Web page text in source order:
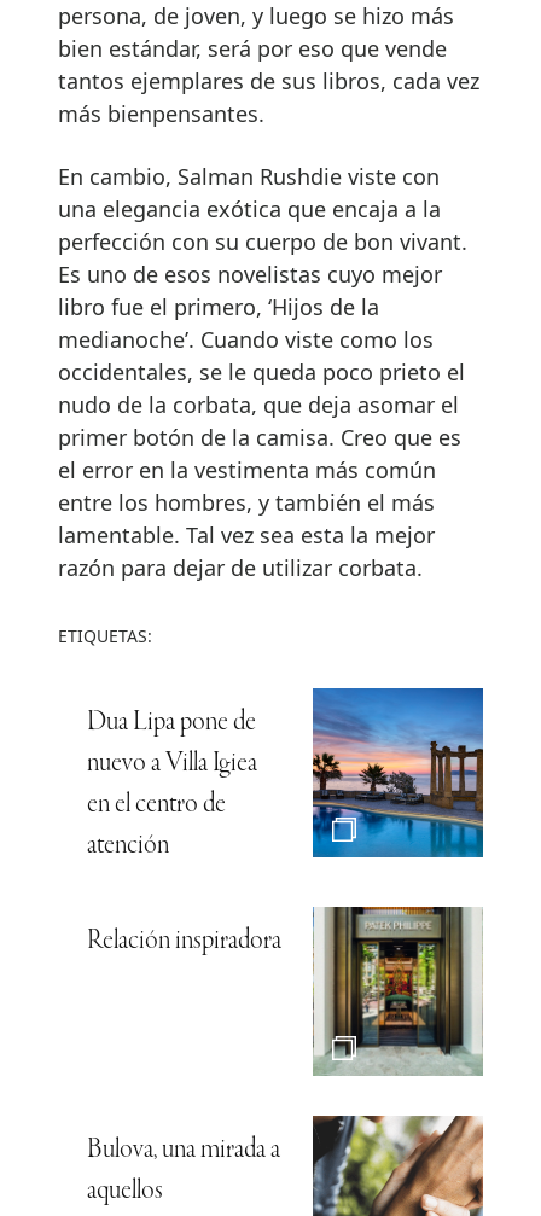
persona, de joven, y luego se hizo más
bien estándar, será por eso que vende
tantos ejemplares de sus libros, cada vez
más bienpensantes.
En cambio, Salman Rushdie viste con
una elegancia exótica que encaja a la
perfección con su cuerpo de bon vivant.
Es uno de esos novelistas cuyo mejor
libro fue el primero, ‘Hijos de la
medianoche’. Cuando viste como los
occidentales, se le queda poco prieto el
nudo de la corbata, que deja asomar el
primer botón de la camisa. Creo que es
el error en la vestimenta más común
entre los hombres, y también el más
lamentable. Tal vez sea esta la mejor
razón para dejar de utilizar corbata.
ETIQUETAS:
Dua Lipa pone de
nuevo a Villa Igiea
en el centro de
atención
Relación inspiradora
Bulova, una mirada a
aquellos